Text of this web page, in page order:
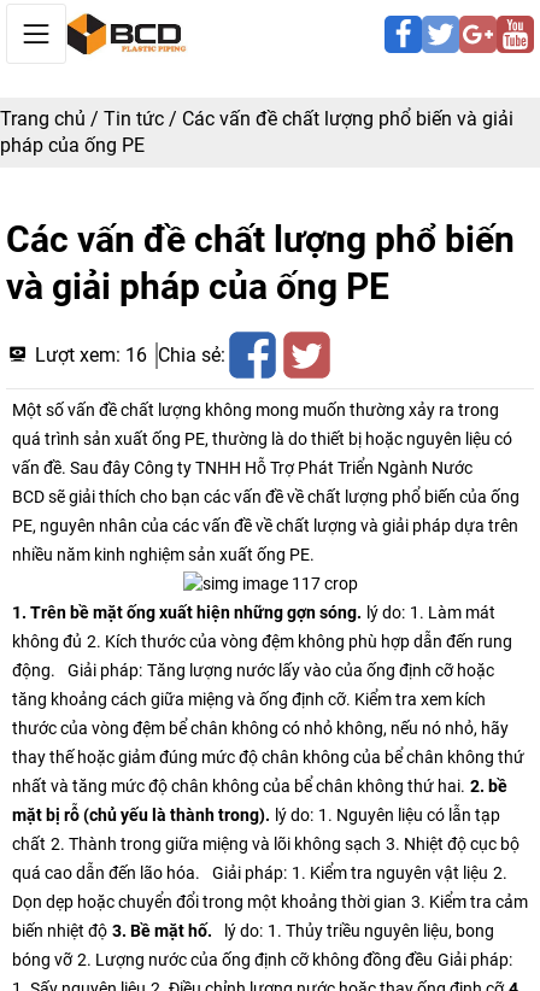
Trang chủ / Tin tức / Các vấn đề chất lượng phổ biến và giải
pháp của ống PE
Các vấn đề chất lượng phổ biến
và giải pháp của ống PE
Lượt xem: 16 Chia sẻ:
Một số vấn đề chất lượng không mong muốn thường xảy ra trong
quá trình sản xuất ống PE, thường là do thiết bị hoặc nguyên liệu có
vấn đề. Sau đây Công ty TNHH Hỗ Trợ Phát Triển Ngành Nước
BCD sẽ giải thích cho bạn các vấn đề về chất lượng phổ biến của ống
PE, nguyên nhân của các vấn đề về chất lượng và giải pháp dựa trên
nhiều năm kinh nghiệm sản xuất ống PE.
1. Trên bề mặt ống xuất hiện những gợn sóng. lý do: 1. Làm mát
không đủ 2. Kích thước của vòng đệm không phù hợp dẫn đến rung
động.
Giải pháp: Tăng lượng nước lấy vào của ống định cỡ hoặc
tăng khoảng cách giữa miệng và ống định cỡ. Kiểm tra xem kích
thước của vòng đệm bể chân không có nhỏ không, nếu nó nhỏ, hãy
thay thế hoặc giảm đúng mức độ chân không của bể chân không thứ
nhất và tăng mức độ chân không của bể chân không thứ hai. 2. bề
mặt bị rỗ (chủ yếu là thành trong). lý do: 1. Nguyên liệu có lẫn tạp
chất 2. Thành trong giữa miệng và lõi không sạch 3. Nhiệt độ cục bộ
quá cao dẫn đến lão hóa.
Giải pháp: 1. Kiểm tra nguyên vật liệu 2.
Dọn dẹp hoặc chuyển đổi trong một khoảng thời gian 3. Kiểm tra cảm
biến nhiệt độ 3. Bề mặt hố. lý do: 1. Thủy triều nguyên liệu, bong
bóng vỡ 2. Lượng nước của ống định cỡ không đồng đều Giải pháp: